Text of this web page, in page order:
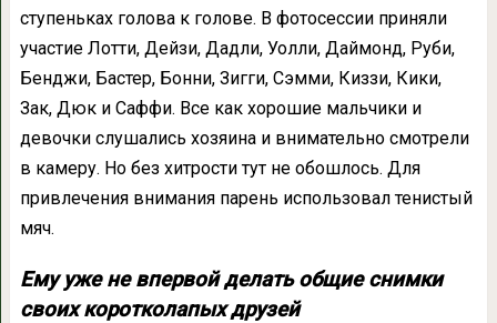
ступеньках голова к голове. В фотосессии приняли
участие Лотти, Дейзи, Дадли, Уолли, Даймонд, Руби,
Бенджи, Бастер, Бонни, Зигги, Сэмми, Киззи, Кики,
Зак, Дюк и Саффи. Все как хорошие мальчики и
девочки слушались хозяина и внимательно смотрели
в камеру. Но без хитрости тут не обошлось. Для
привлечения внимания парень использовал тенистый
мяч.
Ему уже не впервой делать общие снимки
своих коротколапых друзей